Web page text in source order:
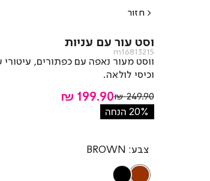
חזור
וסט עור עם עניות
m16813215
ווסט מעור נאפה עם כפתורים, עיטורי
וכיסי לולאה.
מחיר
מוצר
199.90 ₪
מחיר
רגיל
249.90 ₪
20% הנחה
צבע BROWN
BROWN
BLACK